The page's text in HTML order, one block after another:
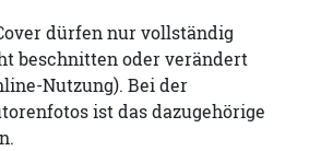
dürfen nur vollständig
beschnitten oder verändert
Nutzung). Bei der
ist das dazugehörige